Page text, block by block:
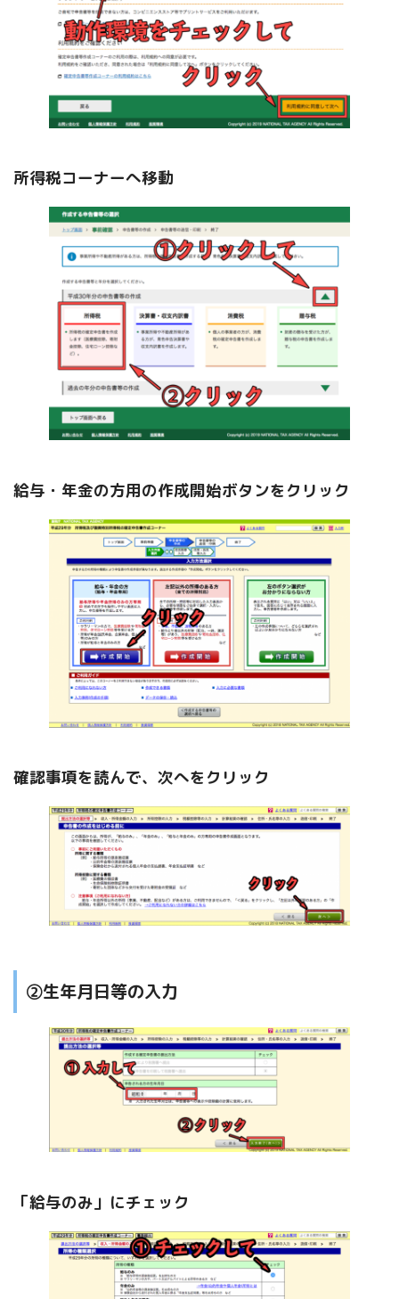
所得税コーナーへ移動
給与・年金の方用の作成開始ボタンをクリック
確認事項を読んで、次へをクリック
②生年月日等の入力
「給与のみ」にチェック